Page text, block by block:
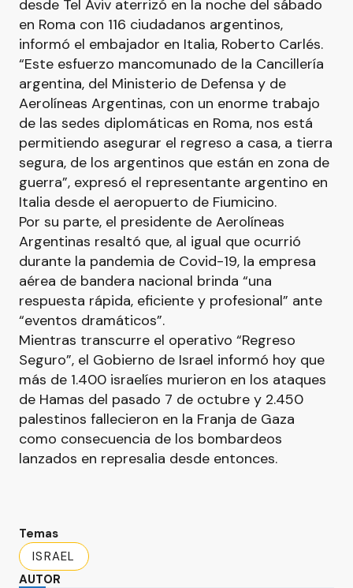
desde Tel Aviv aterrizó en la noche del sábado
en Roma con 116 ciudadanos argentinos,
informó el embajador en Italia, Roberto Carlés.
“Este esfuerzo mancomunado de la Cancillería
argentina, del Ministerio de Defensa y de
Aerolíneas Argentinas, con un enorme trabajo
de las sedes diplomáticas en Roma, nos está
permitiendo asegurar el regreso a casa, a tierra
segura, de los argentinos que están en zona de
guerra”, expresó el representante argentino en
Italia desde el aeropuerto de Fiumicino.
Por su parte, el presidente de Aerolíneas
Argentinas resaltó que, al igual que ocurrió
durante la pandemia de Covid-19, la empresa
aérea de bandera nacional brinda “una
respuesta rápida, eficiente y profesional” ante
“eventos dramáticos”.
Mientras transcurre el operativo “Regreso
Seguro”, el Gobierno de Israel informó hoy que
más de 1.400 israelíes murieron en los ataques
de Hamas del pasado 7 de octubre y 2.450
palestinos fallecieron en la Franja de Gaza
como consecuencia de los bombardeos
lanzados en represalia desde entonces.
Temas
ISRAEL
AUTOR